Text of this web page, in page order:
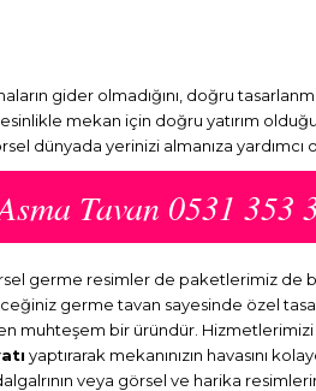
gider olmadığını, doğru
mekan için doğru yatırım
dünyada yerinizi almanıza yardımcı
Tavan 0531 353
germe resimler de paketlerimiz de
germe tavan sayesinde özel
muhteşem bir üründür. Hizmetlerimizi
yaptırarak mekanınızın havasını
veya görsel ve harika